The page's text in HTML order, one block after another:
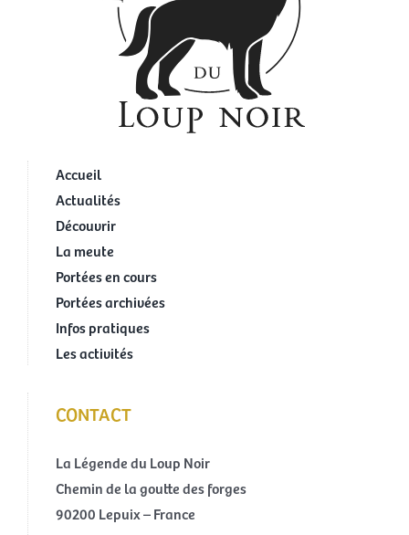
Accueil
Actualités
Découvrir
La meute
Portées en cours
Portées archivées
Infos pratiques
Les activités
CONTACT
La Légende du Loup Noir
Chemin de la goutte des forges
90200 Lepuix – France